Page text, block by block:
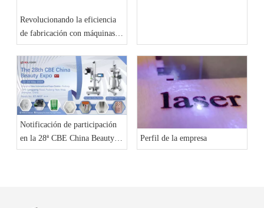
Revolucionando la eficiencia
de fabricación con máquinas
de corte por láser avanzadas de
HND Laser
Notificación de participación
en la 28ª CBE China Beauty
Expo
Perfil de la empresa